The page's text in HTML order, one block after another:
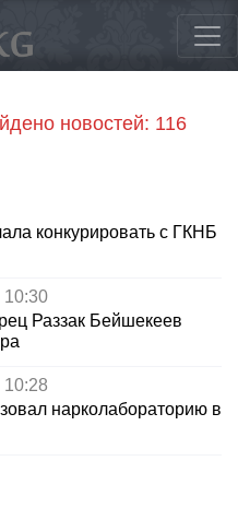
новостей: 116
конкурировать с ГКНБ
10:30
Раззак Бейшекеев
10:28
нарколабораторию в